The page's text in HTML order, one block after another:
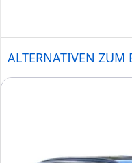
ALTERNATIVEN ZUM